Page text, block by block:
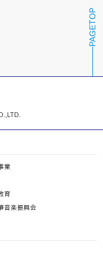
PAGETOP
業
育
音楽振興会